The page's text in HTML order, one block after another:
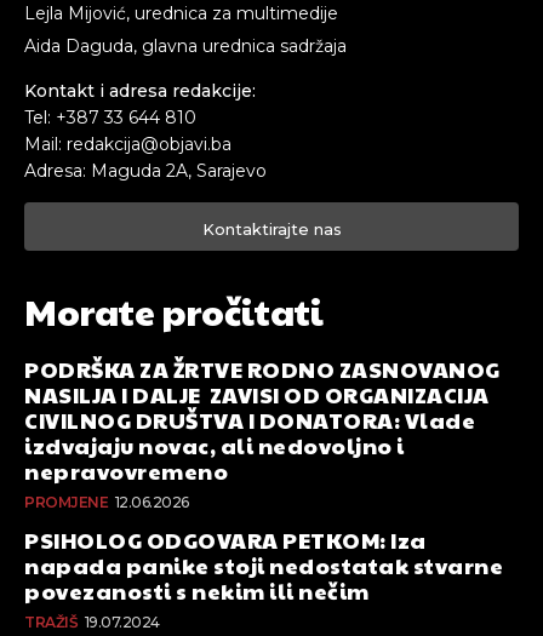
Lejla Mijović, urednica za multimedije
Aida Daguda, glavna urednica sadržaja
Kontakt i adresa redakcije:
Tel: +387 33 644 810
Mail: redakcija@objavi.ba
Adresa: Maguda 2A, Sarajevo
Kontaktirajte nas
Morate pročitati
PODRŠKA ZA ŽRTVE RODNO ZASNOVANOG
NASILJA I DALJE ZAVISI OD ORGANIZACIJA
CIVILNOG DRUŠTVA I DONATORA: Vlade
izdvajaju novac, ali nedovoljno i
nepravovremeno
PROMJENE 12.06.2026
PSIHOLOG ODGOVARA PETKOM: Iza
napada panike stoji nedostatak stvarne
povezanosti s nekim ili nečim
TRAŽIŠ 19.07.2024